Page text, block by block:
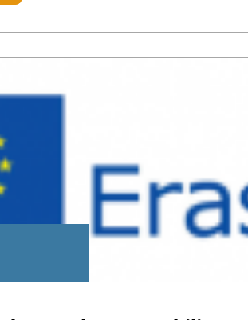
succès sa caravane de promotion de